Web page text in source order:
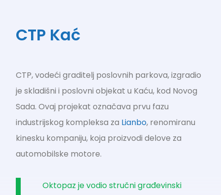
CTP Kać
CTP, vodeći graditelj poslovnih parkova, izgradio
je skladišni i poslovni objekat u Kaću, kod Novog
Sada. Ovaj projekat označava prvu fazu
industrijskog kompleksa za Lianbo, renomiranu
kinesku kompaniju, koja proizvodi delove za
automobilske motore.
Oktopaz je vodio stručni građevinski